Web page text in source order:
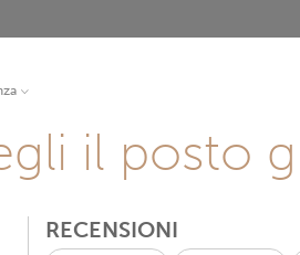
il posto
RECENSIONI